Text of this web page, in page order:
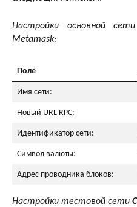
Настройки основной
Metamask:
Поле
Имя сети:
Новый URL RPC:
Идентификатор сети:
Символ валюты:
Адрес проводника блоков:
Настройки тестовой сети